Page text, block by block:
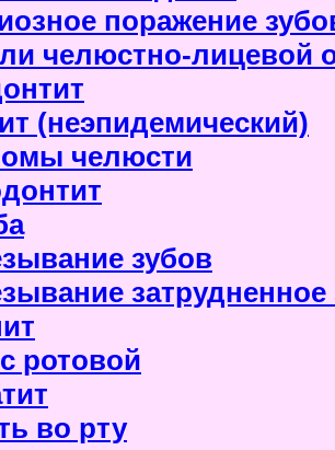
поражение
челюстно-лицевой
(неэпидемический)
челюсти
зубов
ротовой
во рту